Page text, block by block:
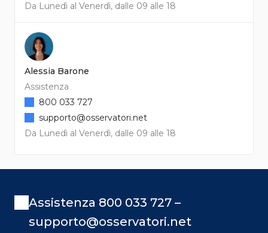
Da Lunedì al Venerdì, dalle 09 alle 18
Alessia Barone
Assistenza
Da Lunedì al Venerdì, dalle 09 alle 18
800 033 727
supporto@osservatori.net
Assistenza 800 033 727 –
supporto@osservatori.net